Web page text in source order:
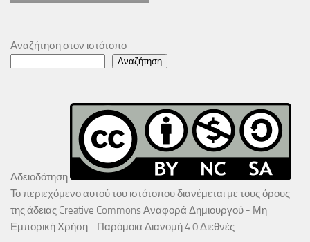
Αναζήτηση στον ιστότοπο
Αναζήτηση
Αδειοδότηση
Το περιεχόμενο αυτού του ιστότοπου διανέμεται με τους όρους
της άδειας Creative Commons Αναφορά Δημιουργού - Μη
Εμπορική Χρήση - Παρόμοια Διανομή 4.0 Διεθνές.